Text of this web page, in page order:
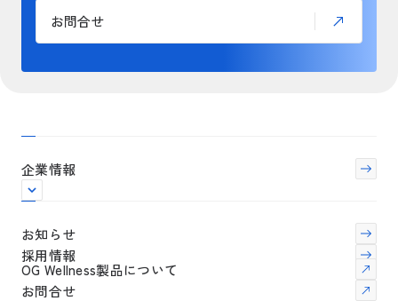
お問合せ
企業情報
お知らせ
採用情報
OG Wellness製品について
お問合せ